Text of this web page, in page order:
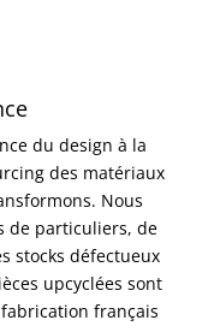
du design à la
des matériaux
Nous
de particuliers, de
stocks défectueux
upcyclées sont
français